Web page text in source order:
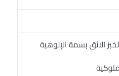
الائق بسمة الإلوهية